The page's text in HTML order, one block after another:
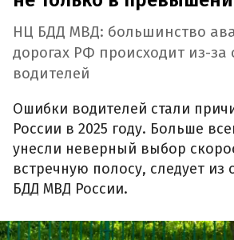
НЦ БДД МВД: большинство
дорогах РФ происходит из-
водителей
Ошибки водителей стали
России в 2025 году. Больше
унесли неверный выбор
встречную полосу, следует из
БДД МВД России.